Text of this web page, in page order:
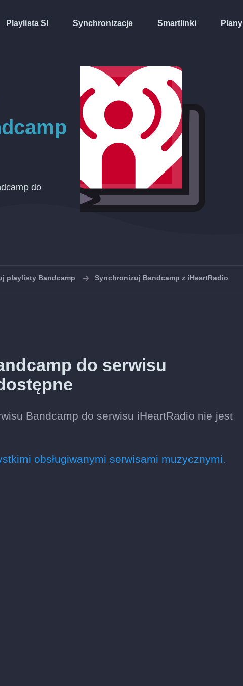
Playlista SI Synchronizacje Smartlinki Plany
do
playlisty Bandcamp Synchronizuj Bandcamp z iHeartRadio
do serwisu
Bandcamp do serwisu iHeartRadio nie jest
obsługiwanymi serwisami muzycznymi.